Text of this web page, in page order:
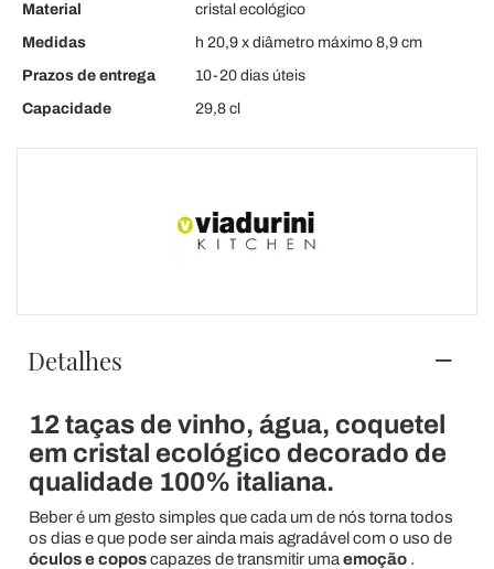
Material
cristal ecológico
Medidas
h 20,9 x diâmetro máximo 8,9 cm
Prazos de entrega
10-20 dias úteis
Capacidade
29,8 cl
Detalhes
12 taças de vinho, água, coquetel
em cristal ecológico decorado de
qualidade 100% italiana.
Beber é um gesto simples que cada um de nós torna todos
os dias e que pode ser ainda mais agradável com o uso de
óculos e coposcapazes de transmitir uma emoção.